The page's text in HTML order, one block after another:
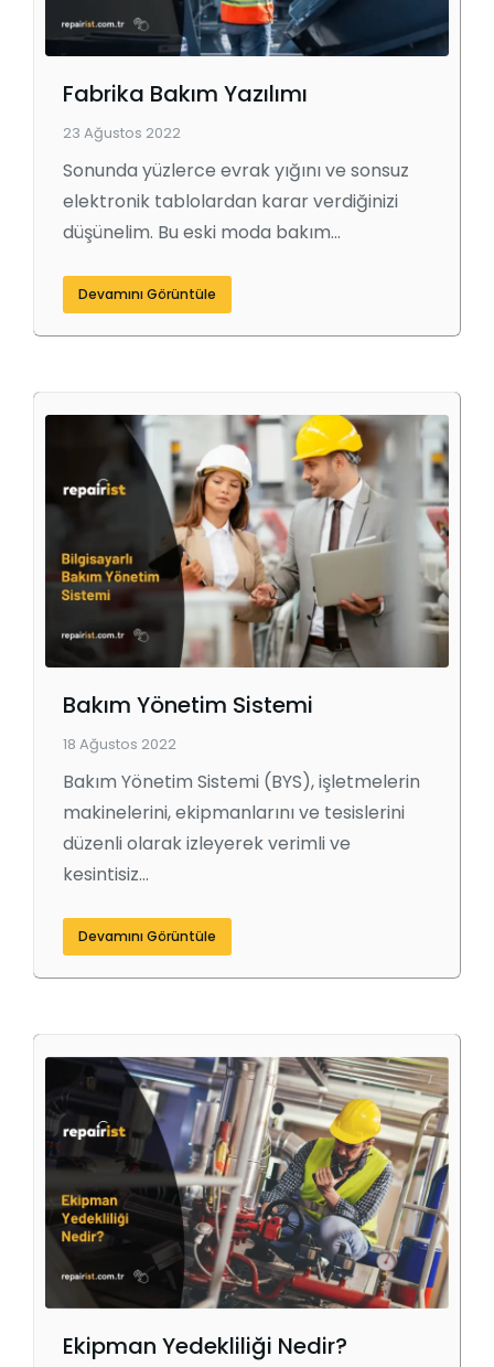
Fabrika Bakım Yazılımı
23 Ağustos 2022
Sonunda yüzlerce evrak yığını ve sonsuz
elektronik tablolardan karar verdiğinizi
düşünelim. Bu eski moda bakım…
Devamını Görüntüle
Bakım Yönetim Sistemi
18 Ağustos 2022
Bakım Yönetim Sistemi (BYS), işletmelerin
makinelerini, ekipmanlarını ve tesislerini
düzenli olarak izleyerek verimli ve
kesintisiz…
Devamını Görüntüle
Ekipman Yedekliliği Nedir?